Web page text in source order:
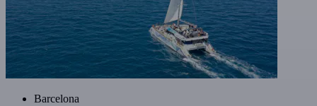
Barcelona